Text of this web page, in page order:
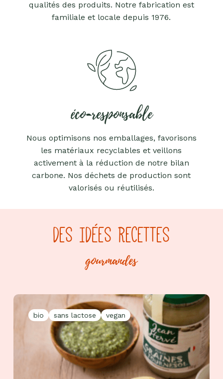
qualités des produits. Notre fabrication est
familiale et locale depuis 1976.
éco-responsable
Nous optimisons nos emballages, favorisons
les matériaux recyclables et veillons
activement à la réduction de notre bilan
carbone. Nos déchets de production sont
valorisés ou réutilisés.
DES IDÉES RECETTES
gourmandes
bio sans lactose vegan